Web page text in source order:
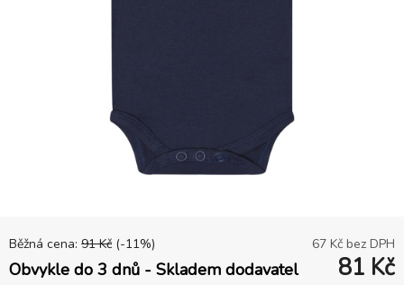
Běžná cena: 91 Kč (-11%) 67 Kč bez DPH
Obvykle do 3 dnů - Skladem dodavatel 81 Kč